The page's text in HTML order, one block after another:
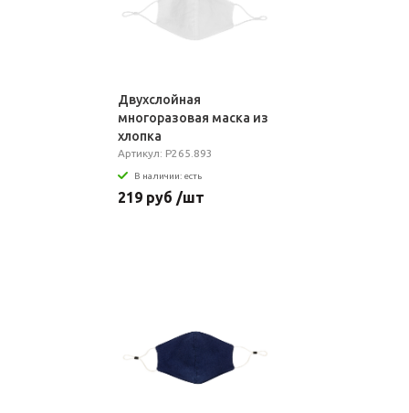
Двухслойная
многоразовая маска из
хлопка
Артикул: P265.893
В наличии: есть
219 руб /шт